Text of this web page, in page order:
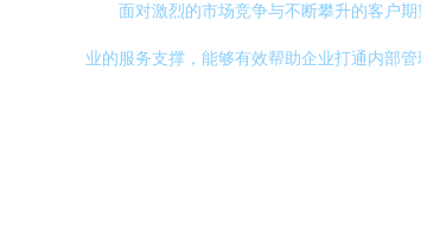
面对激烈的市场竞争与不断攀升的客户
业的服务支撑，能够有效帮助企业打通内部